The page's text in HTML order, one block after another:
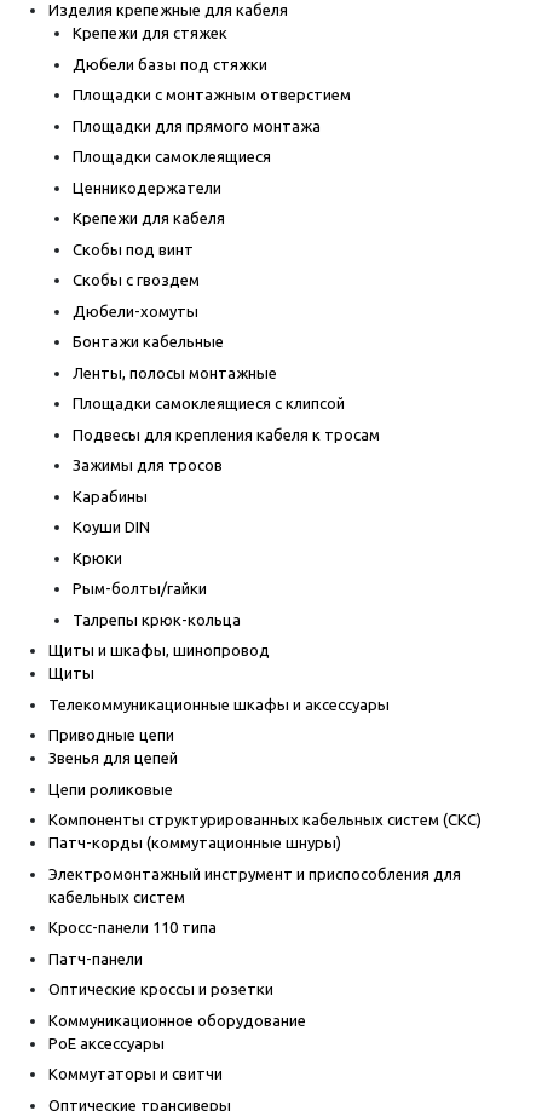
Изделия крепежные для кабеля
Крепежи для стяжек
Дюбели базы под стяжки
Площадки с монтажным отверстием
Площадки для прямого монтажа
Площадки самоклеящиеся
Ценникодержатели
Крепежи для кабеля
Скобы под винт
Скобы с гвоздем
Дюбели-хомуты
Бонтажи кабельные
Ленты, полосы монтажные
Площадки самоклеящиеся с клипсой
Подвесы для крепления кабеля к тросам
Зажимы для тросов
Карабины
Коуши DIN
Крюки
Рым-болты/гайки
Талрепы крюк-кольца
Щиты и шкафы, шинопровод
Щиты
Телекоммуникационные шкафы и аксессуары
Приводные цепи
Звенья для цепей
Цепи роликовые
Компоненты структурированных кабельных систем (СКС)
Патч-корды (коммутационные шнуры)
Электромонтажный инструмент и приспособления для
кабельных систем
Кросс-панели 110 типа
Патч-панели
Оптические кроссы и розетки
Коммуникационное оборудование
PoE аксессуары
Коммутаторы и свитчи
Оптические трансиверы